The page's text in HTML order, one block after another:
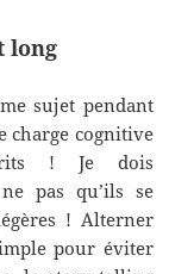
long
sujet pendant
charge cognitive
! Je dois
pas qu’ils se
! Alterner
pour éviter